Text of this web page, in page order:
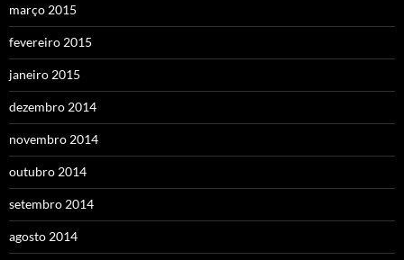
março 2015
fevereiro 2015
janeiro 2015
dezembro 2014
novembro 2014
outubro 2014
setembro 2014
agosto 2014